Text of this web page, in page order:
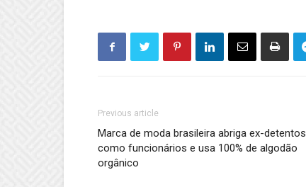
Previous article
Marca de moda brasileira abriga ex-detentos
como funcionários e usa 100% de algodão
orgânico